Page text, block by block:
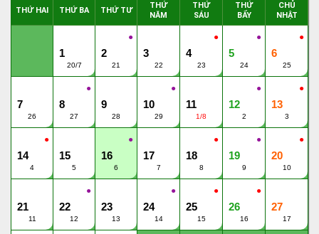
THỨ HAI THỨ BA THỨ TƯ
THỨ
NĂM
THỨ
SÁU
THỨ
BẨY
CHỦ
NHẬT
1
20/7
●
2
21
3
22
●
4
23
●
5
24
●
6
25
7
26
●
8
27
9
28
●
10
29
11
1/8
●
12
2
●
13
3
●
14
4
15
5
●
16
6
17
7
●
18
8
●
19
9
●
20
10
21
11
●
22
12
23
13
●
24
14
●
25
15
●
26
16
27
17